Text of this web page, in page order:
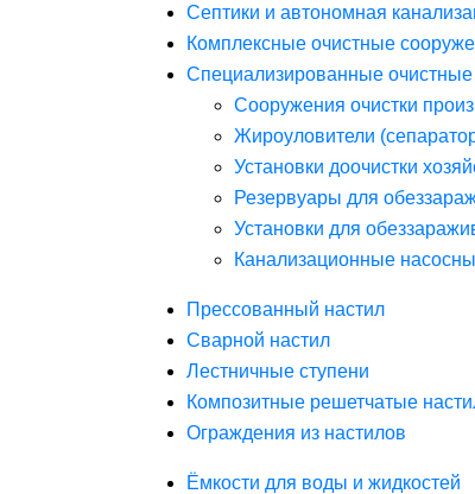
Септики и автономная
Комплексные очистные
Специализированные
Сооружения очистки
Жироуловители
Установки доочистки
Резервуары для
Установки для
Канализационные
Прессованный настил
Сварной настил
Лестничные ступени
Композитные решетчатые
Ограждения из настилов
Ёмкости для воды и жидкостей